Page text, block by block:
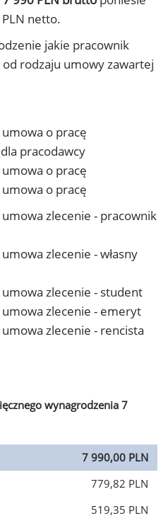
netto.
jakie pracownik
rodzaju umowy zawartej
o pracę
pracodawcy
o pracę
o pracę
zlecenie - pracownik
zlecenie - własny
zlecenie - student
zlecenie - emeryt
zlecenie - rencista
wynagrodzenia 7
7 990,00 PLN
779,82 PLN
519,35 PLN